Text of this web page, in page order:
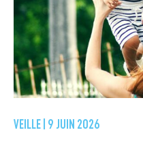
VEILLE | 9 JUIN 2026